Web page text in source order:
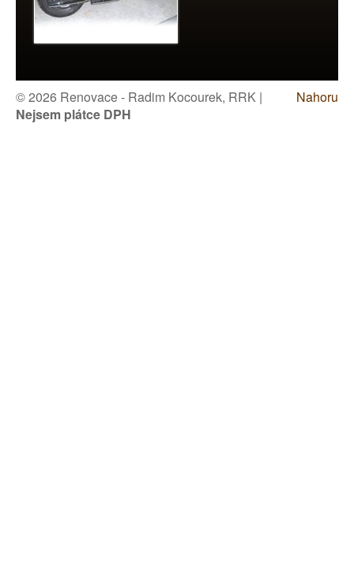
Nahoru
© 2026 Renovace - Radim Kocourek, RRK |
Nejsem plátce DPH